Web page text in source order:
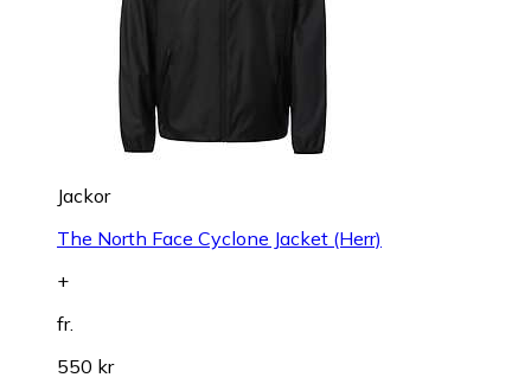
Jackor
The North Face Cyclone Jacket (Herr)
+
fr.
550 kr